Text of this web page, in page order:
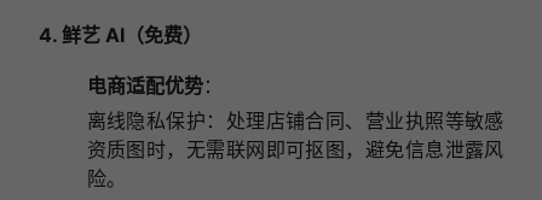
4. 鲜艺 AI（免费）
电商适配优势：
离线隐私保护：处理店铺合同、营业执照等敏感
资质图时，无需联网即可抠图，避免信息泄露风
险。